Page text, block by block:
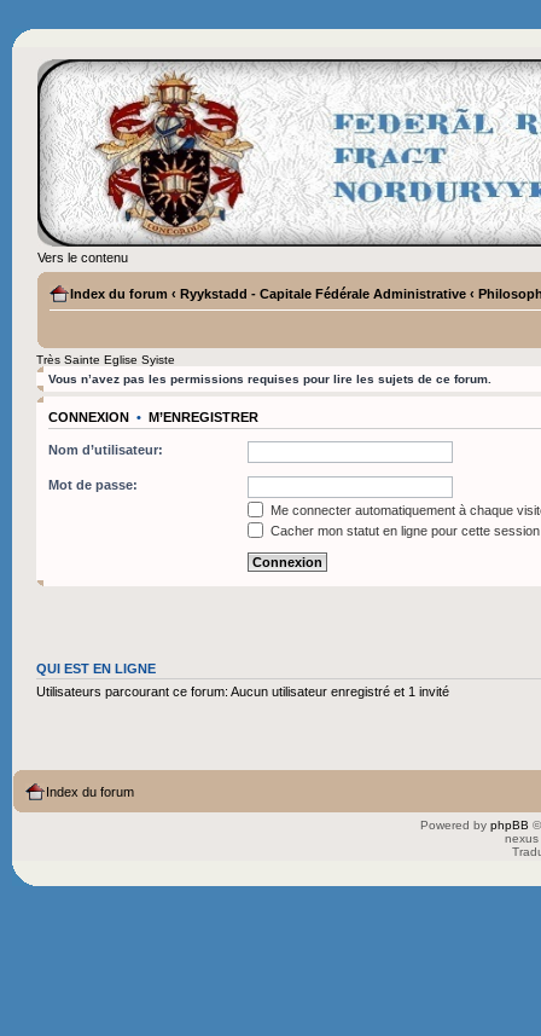
Vers le contenu
Index du forum ‹ Ryykstadd - Capitale Fédérale Administrative ‹
Très Sainte Eglise Syiste
Vous n’avez pas les permissions requises pour lire les sujets de ce forum.
CONNEXION • M’ENREGISTRER
Nom d’utilisateur:
Mot de passe:
Me connecter automatiquement à chaque
Cacher mon statut en ligne pour cette session
QUI EST EN LIGNE
Utilisateurs parcourant ce forum: Aucun utilisateur enregistré et 1 invité
Index du forum
Powered by phpBB